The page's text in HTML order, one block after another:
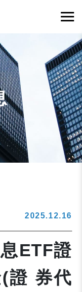
2025.12.16
ETF證
證 券代